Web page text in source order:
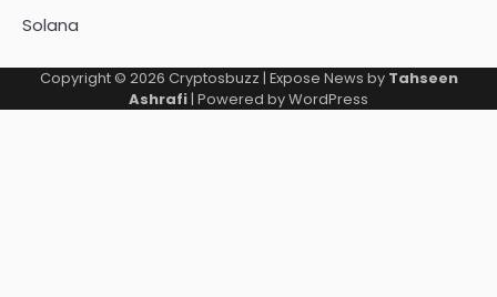
Solana
Copyright © 2026 Cryptosbuzz | Expose News by Tahseen
Ashrafi| Powered byWordPress